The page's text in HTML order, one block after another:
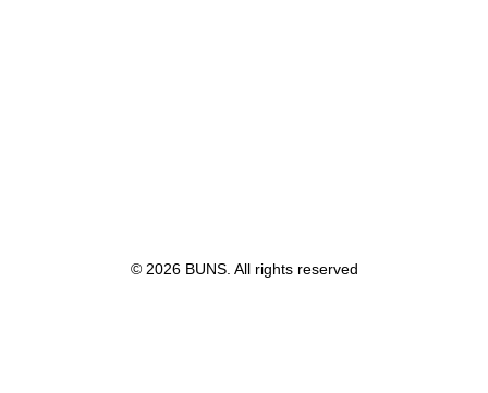
© 2026 BUNS. All rights reserved